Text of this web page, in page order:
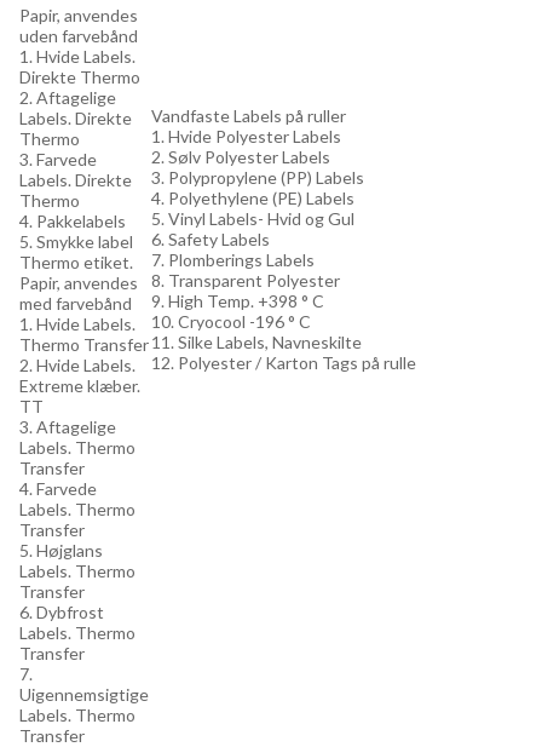
Papir, anvendes
uden farvebånd
1. Hvide Labels.
Direkte Thermo
2. Aftagelige
Labels. Direkte
Thermo
3. Farvede
Labels. Direkte
Thermo
4. Pakkelabels
5. Smykke label
Thermo etiket.
Papir, anvendes
med farvebånd
1. Hvide Labels.
Thermo Transfer
2. Hvide Labels.
Extreme klæber.
TT
3. Aftagelige
Labels. Thermo
Transfer
4. Farvede
Labels. Thermo
Transfer
5. Højglans
Labels. Thermo
Transfer
6. Dybfrost
Labels. Thermo
Transfer
7.
Uigennemsigtige
Labels. Thermo
Transfer
Vandfaste Labels på ruller
1. Hvide Polyester Labels
2. Sølv Polyester Labels
3. Polypropylene (PP) Labels
4. Polyethylene (PE) Labels
5. Vinyl Labels- Hvid og Gul
6. Safety Labels
7. Plomberings Labels
8. Transparent Polyester
9. High Temp. +398 ° C
10. Cryocool -196 ° C
11. Silke Labels, Navneskilte
12. Polyester / Karton Tags på rulle